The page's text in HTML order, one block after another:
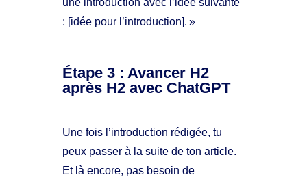
: [idée pour l’introduction]. »
Étape 3 : Avancer H2
après H2 avec ChatGPT
Une fois l’introduction rédigée, tu
peux passer à la suite de ton article.
Et là encore, pas besoin de